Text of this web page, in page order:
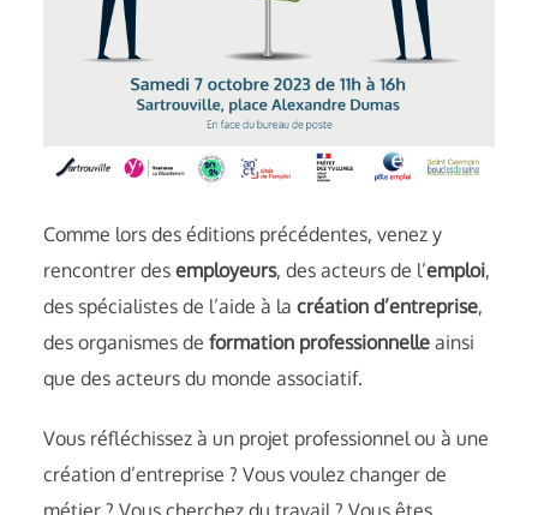
Comme lors des éditions précédentes, venez y
rencontrer des employeurs, des acteurs de l’emploi,
des spécialistes de l’aide à la création d’entreprise,
des organismes de formation professionnelleainsi
que des acteurs du monde associatif.
Vous réfléchissez à un projet professionnel ou à une
création d’entreprise ? Vous voulez changer de
métier ? Vous cherchez du travail ? Vous êtes